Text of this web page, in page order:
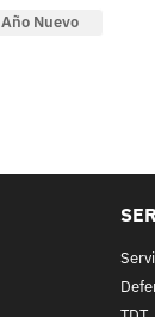
Año Nuevo